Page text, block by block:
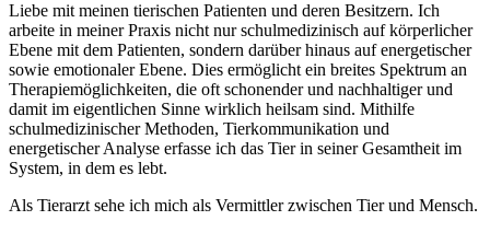
Liebe mit meinen tierischen Patienten und deren Besitzern. Ich
arbeite in meiner Praxis nicht nur schulmedizinisch auf körperlicher
Ebene mit dem Patienten, sondern darüber hinaus auf energetischer
sowie emotionaler Ebene. Dies ermöglicht ein breites Spektrum an
Therapiemöglichkeiten, die oft schonender und nachhaltiger und
damit im eigentlichen Sinne wirklich heilsam sind. Mithilfe
schulmedizinischer Methoden, Tierkommunikation und
energetischer Analyse erfasse ich das Tier in seiner Gesamtheit im
System, in dem es lebt.
Als Tierarzt sehe ich mich als Vermittler zwischen Tier und Mensch.